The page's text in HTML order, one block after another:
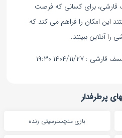
قارشی، برای کسانی که فرصت
این امکان را فراهم می کند که
را آنلاین ببینند.
۱۱/۲۷ ۱۹:۳۰
پرطرفدار
بازی منچسترسیتی زنده